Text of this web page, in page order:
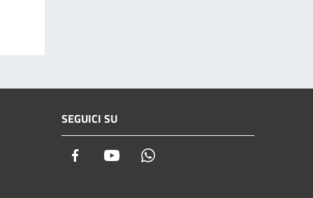
SEGUICI SU
Facebook Youtube